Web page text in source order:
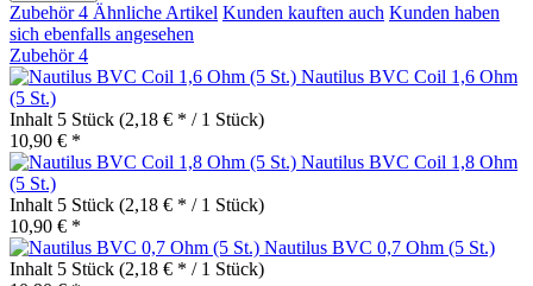
Zubehör4 Ähnliche Artikel Kunden kauften auch Kunden haben
sich ebenfalls angesehen
Zubehör4
Nautilus BVC Coil 1,6 Ohm
(5 St.)
Inhalt 5 Stück (2,18 € * / 1 Stück)
10,90 € *
Nautilus BVC Coil 1,8 Ohm
(5 St.)
Inhalt 5 Stück (2,18 € * / 1 Stück)
10,90 € *
Nautilus BVC 0,7 Ohm (5 St.)
Inhalt 5 Stück (2,18 € * / 1 Stück)